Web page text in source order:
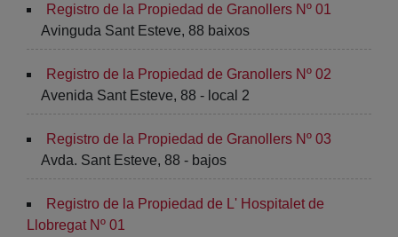
Registro de la Propiedad de Granollers Nº 01
Avinguda Sant Esteve, 88 baixos
Registro de la Propiedad de Granollers Nº 02
Avenida Sant Esteve, 88 - local 2
Registro de la Propiedad de Granollers Nº 03
Avda. Sant Esteve, 88 - bajos
Registro de la Propiedad de L' Hospitalet de
Llobregat Nº 01